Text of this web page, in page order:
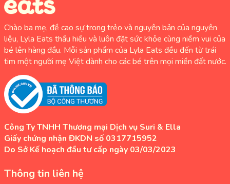
Chào ba mẹ, đề cao sự trong trẻo và nguyên bản của nguyên
liệu, Lyla Eats thấu hiểu và luôn đặt sức khỏe cùng niềm vui của
bé lên hàng đầu. Mỗi sản phẩm của Lyla Eats đều đến từ trái
tim một người mẹ Việt dành cho các bé trên mọi miền đất nước.
Công Ty TNHH Thương mại Dịch vụ Suri & Ella
Giấy chứng nhận ĐKDN số 0317715952
Do Sở Kế hoạch đầu tư cấp ngày 03/03/2023
Thông tin liên hệ